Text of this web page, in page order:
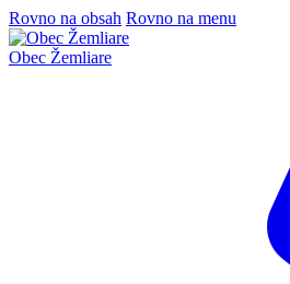
Rovno na obsah Rovno na menu
Obec Žemliare